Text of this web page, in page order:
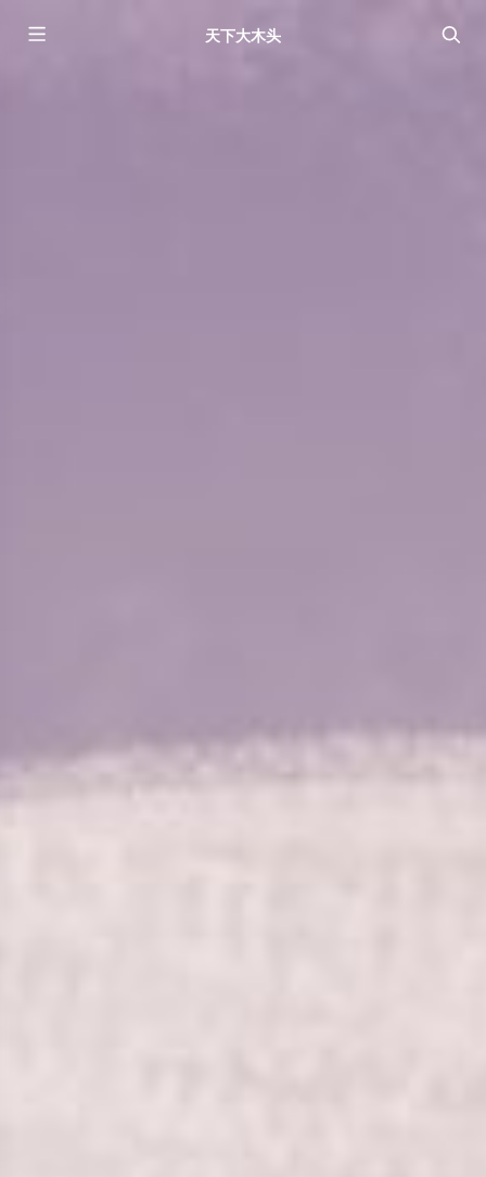
天下大木头